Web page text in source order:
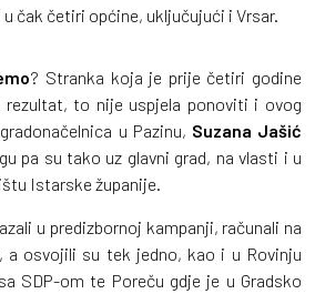
čak četiri općine, uključujući i Vrsar.
? Stranka koja je prije četiri godine
rezultat, to nije uspjela ponoviti i ovog
u Pazinu, Suzana Jašić
pa su tako uz glavni grad, na vlasti i u
Istarske županije.
u predizbornoj kampanji, računali na
a osvojili su tek jedno, kao i u Rovinju
SDP-om te Poreču gdje je u Gradsko